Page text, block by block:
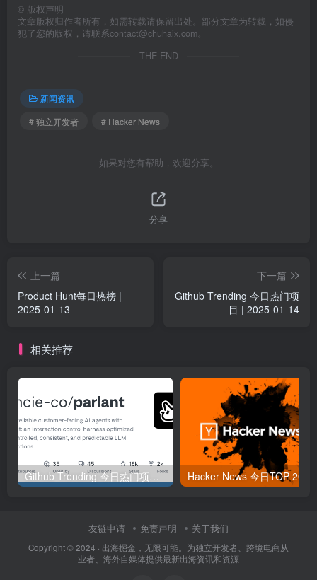
© 版权声明
文章版权归作者所有，如需转载请保留出处。部分文章为转载，如侵
犯了您的版权，请联系contact@chuhaix.com。
THE END
新闻资讯
# 独立开发者
# Hacker News
如果对您有帮助，欢迎分享。
分享
上一篇
Product Hunt每日热榜 |
2025-01-13
下一篇
Github Trending 今日热门项
目 | 2025-01-14
相关推荐
Github Trending 今日热门项目 | 2025-09-06
友链申请 免责声明 关于我们
Copyright © 2024 · 出海掘金，无限可能。为独立开发者、跨境电商从
业者、海外自媒体提供最新出海资讯和资源